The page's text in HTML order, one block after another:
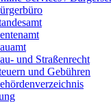
und Straßenrecht
und Gebühren